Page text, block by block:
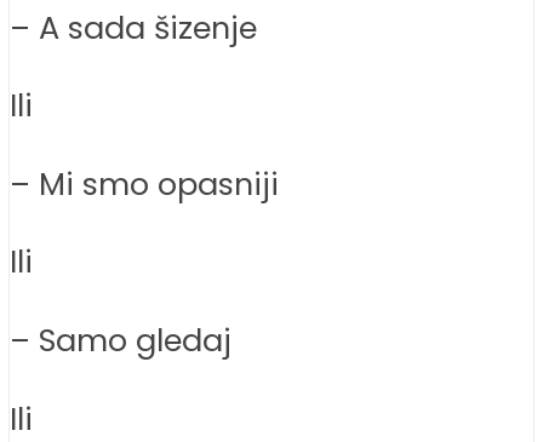
– A sada šizenje
Ili
– Mi smo opasniji
Ili
– Samo gledaj
Ili